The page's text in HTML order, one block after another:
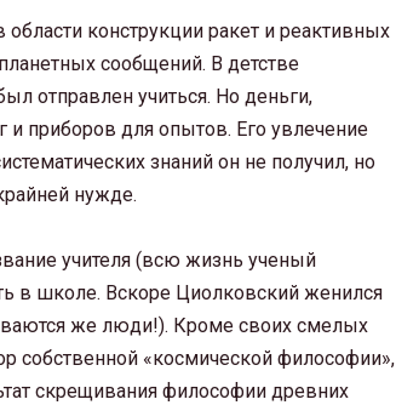
конструкции ракет и реактивных
сообщений. В детстве
отправлен учиться. Но деньги,
и приборов для опытов. Его увлечение
знаний он не получил, но
нужде.
учителя (всю жизнь ученый
в школе. Вскоре Циолковский женился
же люди!). Кроме своих смелых
собственной «космической философии»,
скрещивания философии древних